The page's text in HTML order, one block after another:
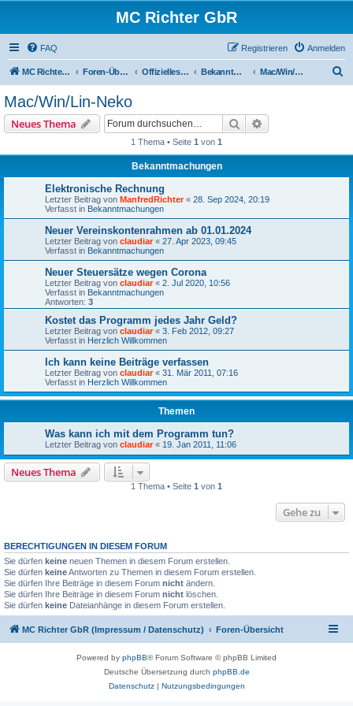
MC Richter GbR
FAQ Anmelden
Registrieren
MC Richter GbR (Impressum / Datenschutz) Foren-Übersicht Offizielles für Jedermann Bekanntmachungen Mac/Win/Lin-Neko
Mac/Win/Lin-Neko
Neues Thema Suche
1 Thema • Seite 1 von 1
Bekanntmachungen
Elektronische Rechnung
Letzter Beitrag von ManfredRichter« 28. Sep 2024, 20:19
Verfasst in Bekanntmachungen
Neuer Vereinskontenrahmen ab 01.01.2024
Letzter Beitrag von claudiar« 27. Apr 2023, 09:45
Verfasst in Bekanntmachungen
Neuer Steuersätze wegen Corona
Letzter Beitrag von claudiar« 2. Jul 2020, 10:56
Verfasst in Bekanntmachungen
Antworten: 3
Kostet das Programm jedes Jahr Geld?
Letzter Beitrag von claudiar« 3. Feb 2012, 09:27
Verfasst in Herzlich Willkommen
Ich kann keine Beiträge verfassen
Letzter Beitrag von claudiar« 31. Mär 2011, 07:16
Verfasst in Herzlich Willkommen
Themen
Was kann ich mit dem Programm tun?
Letzter Beitrag von claudiar« 19. Jan 2011, 11:06
Neues Thema
1 Thema • Seite 1 von 1
Gehe zu
BERECHTIGUNGEN IN DIESEM FORUM
Sie dürfen keine neuen Themen in diesem Forum erstellen.
Sie dürfen keineAntworten zu Themen in diesem Forum erstellen.
Sie dürfen Ihre Beiträge in diesem Forum nicht ändern.
Sie dürfen Ihre Beiträge in diesem Forum nicht löschen.
Sie dürfen keine Dateianhänge in diesem Forum erstellen.
MC Richter GbR (Impressum / Datenschutz) Foren-Übersicht
Powered by phpBB® Forum Software © phpBB Limited
Deutsche Übersetzung durch phpBB.de
Datenschutz| Nutzungsbedingungen